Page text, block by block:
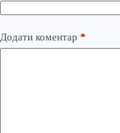
Додати коментар *